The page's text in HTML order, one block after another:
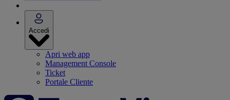
Accedi
Apri web app
Management Console
Ticket
Portale Cliente